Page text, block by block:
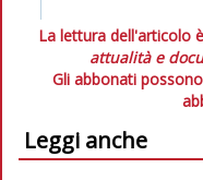
La lettura dell'articolo
attualità e
Gli abbonati
Leggi anche